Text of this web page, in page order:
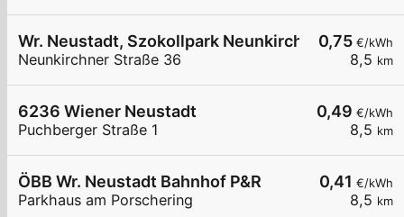
0,75 €/kWh
8,5 km
Wr. Neustadt, Szokollpark Neunkirchnerstr.
Neunkirchner Straße 36
0,49 €/kWh
8,5 km
6236 Wiener Neustadt
Puchberger Straße 1
0,41 €/kWh
8,5 km
ÖBB Wr. Neustadt Bahnhof P&R
Parkhaus am Porschering